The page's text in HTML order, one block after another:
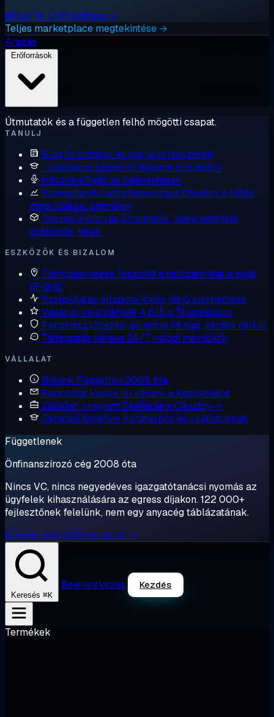
MikroTik CHR indítása →
Teljes marketplace megtekintése →
Árazás
Útmutatók és a független felhő mögötti csapat.
TANULJ
Blog Útmutatók és mérnöki jegyzetek
Tudásbázis Lépésről lépésre útmutatók
HírszobaSajtó és bejelentések
Szolgáltatók összehasonlításaCloudzy a többi
megoldással szemben
Összes erőforrás Útmutatók, dokumentáció,
eszközök, hírek
ESZKÖZÖK ÉS BIZALOM
Tükrözési nézet Teszteld a hálózatunkat a saját
IP-dről
Szolgáltatás állapotaValós idejű elérhetőség
Vásárlói vélemények 4,6/5 a Trustpiloton
Pénzvisszafizetési garancia14 nap, kérdés nélkül
Támogatás kérése 24/7, valódi mérnökök
VÁLLALAT
Rólunk Független 2008 óta
KapcsolatVegye fel velünk a kapcsolatot
Vállalati program Skálázás a Cloudzy-n
Oktatási program Kutatáshoz és csapatoknak
Függetlenek
Önfinanszírozó cég 2008 óta
Nincs VC, nincs negyedéves igazgatótanácsi nyomás az
ügyfelek kihasználására az egress díjakon. 122 000+
fejlesztőnek felelünk, nem egy anyacég táblázatának.
Ismerje meg történetünket →
Keresés ⌘K
Bejelentkezés Kezdés
Termékek